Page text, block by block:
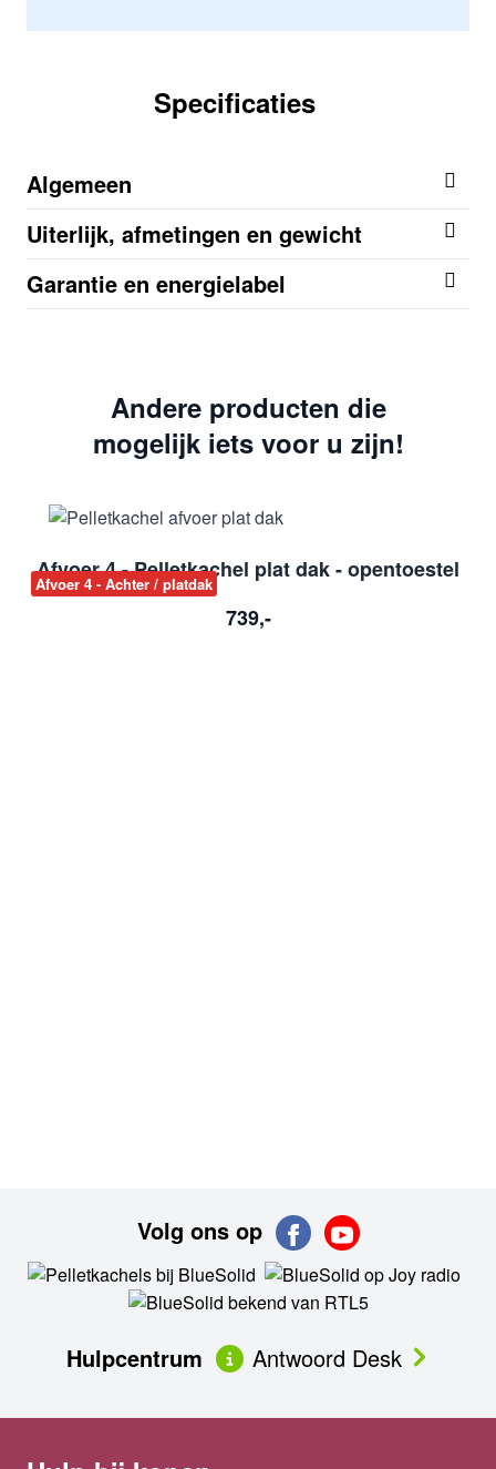
Specificaties
Algemeen
Uiterlijk, afmetingen en gewicht
Garantie en energielabel
Andere producten die
mogelijk iets voor u zijn!
Afvoer 4 - Achter / platdak
Afvoer 4 - Pelletkachel plat dak - opentoestel
739,-
Volg ons op
Hulpcentrum Antwoord Desk